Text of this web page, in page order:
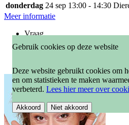
Gebruik cookies op deze website
Deze website gebruikt cookies om
en om statistieken te maken
verbeterd. Lees hier meer over
Akkoord Niet akkoord
donderdag 24 sep 13:00 - 14:30
Meer informatie
Vraag
gratis
Taalhuis